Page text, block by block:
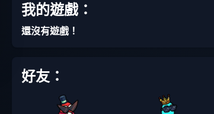
我的遊戲：
還沒有遊戲！
好友：